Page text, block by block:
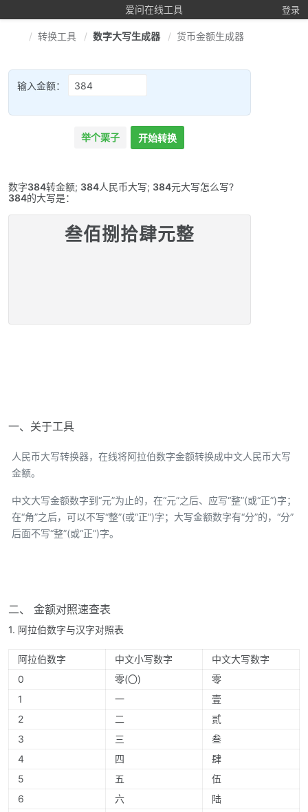
爱问在线工具 登录
转换工具 数字大写生成器 货币金额生成器
输入金额：
举个栗子 开始转换
数字384转金额; 384人民币大写; 384元大写怎么写?
384的大写是：
叁佰捌拾肆元整
一、关于工具
人民币大写转换器，在线将阿拉伯数字金额转换成中文人民币大写
金额。
中文大写金额数字到“元”为止的，在“元”之后、应写“整”(或“正”)字；
在“角”之后，可以不写“整”(或“正”)字；大写金额数字有“分”的，“分”
后面不写“整”(或“正”)字。
二、 金额对照速查表
1. 阿拉伯数字与汉字对照表
阿拉伯数字 中文小写数字
中文大写数字
0
零(〇)
零
1
一
壹
2
二
贰
3
三
叁
4
四
肆
5
五
伍
6
六
陆